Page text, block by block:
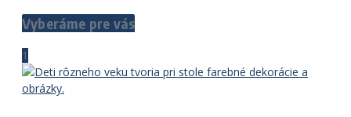
Vyberáme pre vás
1